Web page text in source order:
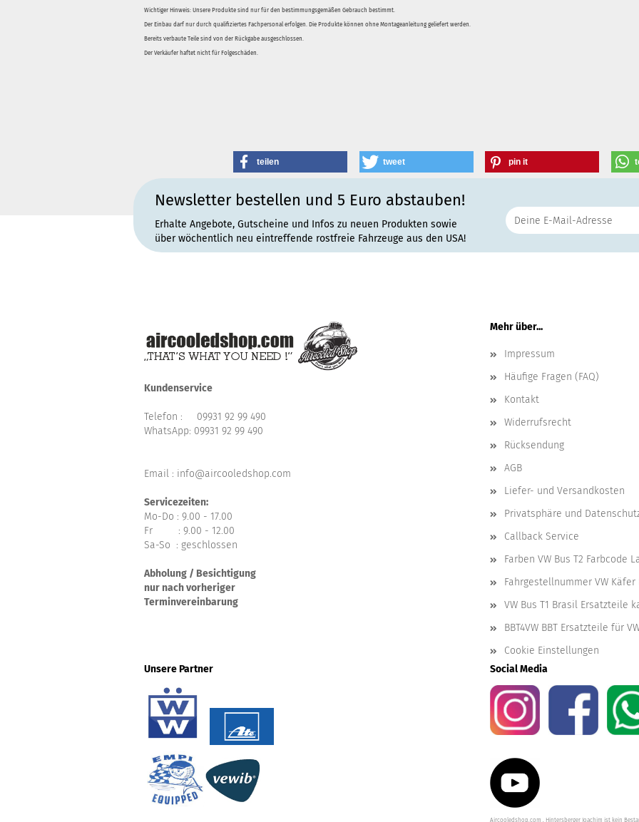
Wichtiger Hinweis: Unsere Produkte sind nur für den bestimmungsgemäßen Gebrauch bestimmt.
Der Einbau darf nur durch qualifiziertes Fachpersonal erfolgen. Die Produkte können ohne Montageanleitung geliefert werden.
Bereits verbaute Teile sind von der Rückgabe ausgeschlossen.
Der Verkäufer haftet nicht für Folgeschäden.
teilen tweet pin it
Newsletter bestellen und 5 Euro abstauben!
Erhalte Angebote, Gutscheine und Infos zu neuen Produkten sowie
über wöchentlich neu eintreffende rostfreie Fahrzeuge aus den USA!
Kundenservice
Telefon : 09931 92 99 490
WhatsApp: 09931 92 99 490
Email : info@aircooledshop.com
Servicezeiten:
Mo-Do : 9.00 - 17.00
Fr : 9.00 - 12.00
Sa-So : geschlossen
Abholung / Besichtigung
nur nach vorheriger
Terminvereinbarung
Mehr über...
Impressum
Häufige Fragen (FAQ)
Kontakt
Widerrufsrecht
Rücksendung
AGB
Liefer- und Versandkosten
Privatsphäre und
Callback Service
Farben VW Bus T2 Farbcode
Fahrgestellnummer VW Käfer
VW Bus T1 Brasil Ersatzteile
BBT4VW BBT Ersatzteile für
Cookie Einstellungen
Unsere Partner
Social Media
Aircooledshop.com , Hintersberger Joachim ist kein